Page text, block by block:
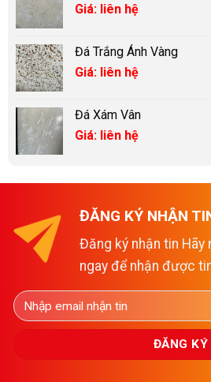
Giá: liên hệ
Đá Trắng Ánh Vàng
Giá: liên hệ
Đá Xám Vân
Giá: liên hệ
ĐĂNG KÝ NHẬN
Đăng ký nhận tin Hãy
ngay để nhận được